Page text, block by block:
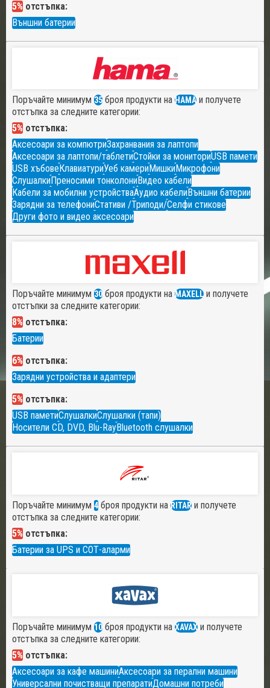
5% отстъпка:
Външни батерии
Поръчайте минимум 35 броя продукти на HAMA и получете
отстъпка за следните категории:
5% отстъпка:
Аксесоари за компютриЗахранвания за лаптопи
Аксесоари за лаптопи/таблетиСтойки за мониториUSB памети
USB хъбовеКлавиатуриУеб камериМишкиМикрофони
СлушалкиПреносими тонколониВидео кабели
Кабели за мобилни устройстваАудио кабелиВъншни батерии
Зарядни за телефониСтативи /Триподи/Селфи стикове
Други фото и видео аксесоари
Поръчайте минимум 30 броя продукти на MAXELL и получете
отстъпки за следните категории:
8% отстъпка:
Батерии
6% отстъпка:
Зарядни устройства и адаптери
5% отстъпка:
USB паметиСлушалкиСлушалки (тапи)
Носители CD, DVD, Blu-RayBluetooth слушалки
Поръчайте минимум 4 броя продукти на RITAR и получете
отстъпка за следните категории:
5% отстъпка:
Батерии за UPS и СОТ-аларми
Поръчайте минимум 10 броя продукти на XAVAX и получете
отстъпка за следните категории:
5% отстъпка:
Аксесоари за кафе машиниАксесоари за перални машини
Универсални почистващи препаратиДомашни потреби